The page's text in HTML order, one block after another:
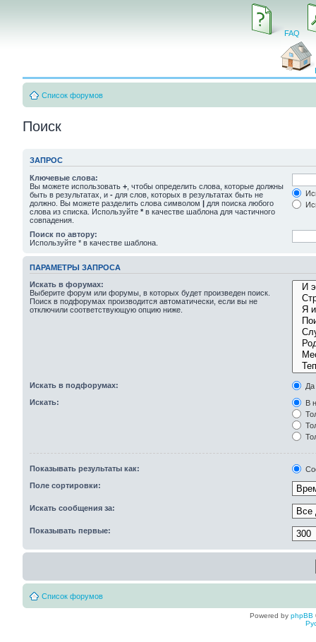
FAQ
Список форумов
Поиск
ЗАПРОС
Ключевые слова:
Вы можете использовать + , чтобы определить слова, которые должны
быть в результатах, и - для слов, которых в результатах быть не
должно. Вы можете разделить слова символом | для поиска любого
слова из списка. Используйте * в качестве шаблона для частичного
совпадения.
Поиск по автору:
Используйте * в качестве шаблона.
ПАРАМЕТРЫ ЗАПРОСА
Искать в форумах:
Выберите форум или форумы, в которых будет произведен поиск.
Поиск в подфорумах производится автоматически, если вы не
отключили соответствующую опцию ниже.
Искать в подфорумах:
Да
Искать:
В
Показывать результаты как:
Поле сортировки:
Искать сообщения за:
Показывать первые:
Список форумов
Powered by phpBB